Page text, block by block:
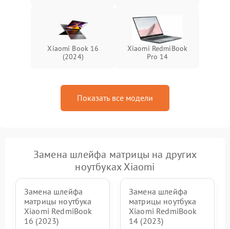
Xiaomi Book 16
(2024)
Xiaomi RedmiBook
Pro 14
Показать все модели
Замена шлейфа матрицы на других
ноутбуках Xiaomi
Замена шлейфа
матрицы ноутбука
Xiaomi RedmiBook
16 (2023)
Замена шлейфа
матрицы ноутбука
Xiaomi RedmiBook
14 (2023)